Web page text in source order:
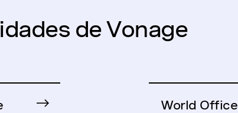
de Vonage
World Office